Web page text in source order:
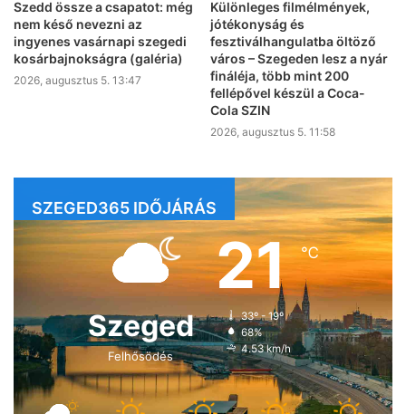
Szedd össze a csapatot: még
nem késő nevezni az
ingyenes vasárnapi szegedi
kosárbajnokságra (galéria)
2026, augusztus 5. 13:47
Különleges filmélmények,
jótékonyság és
fesztiválhangulatba öltöző
város – Szegeden lesz a nyár
fináléja, több mint 200
fellépővel készül a Coca-
Cola SZIN
2026, augusztus 5. 11:58
SZEGED365 IDŐJÁRÁS
Szeged
Felhősödés
21℃
33º - 19º
68%
4.53 km/h